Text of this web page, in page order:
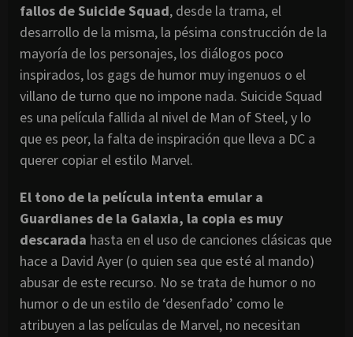
fallos de Suicide Squad, desde la trama, el
desarrollo de la misma, la pésima construcción de la
mayoría de los personajes, los diálogos poco
inspirados, los gags de humor muy ingenuos o el
villano de turno que no impone nada. Suicide Squad
es una película fallida al nivel de Man of Steel, y lo
que es peor, la falta de inspiración que lleva a DC a
querer copiar el estilo Marvel.
El tono de la película intenta emular a
Guardianes de la Galaxia, la copia es muy
descarada hasta en el uso de canciones clásicas que
hace a David Ayer (o quien sea que esté al mando)
abusar de este recurso. No se trata de humor o no
humor o de un estilo de ‘desenfado’ como le
atribuyen a las películas de Marvel, no necesitan